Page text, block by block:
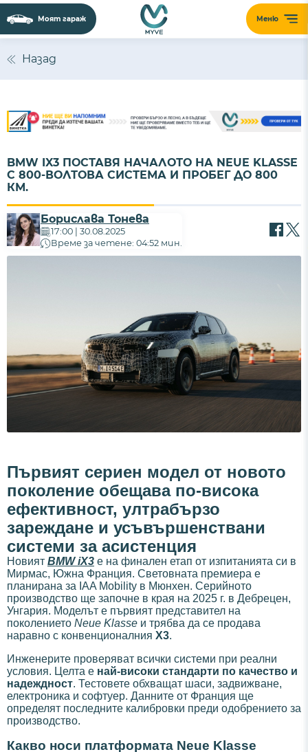
Сайтът използва 'бисквитки' (cookies) с
цел безпроблемно функциониране,
сайта, Вие приемате нашитеПолитика за
ПРИЕМАМ
Меню
Моят гараж
Назад
BMW IX3 ПОСТАВЯ НАЧАЛОТО НА NEUE KLASSE
С 800-ВОЛТОВА СИСТЕМА И ПРОБЕГ ДО 800
КМ.
Борислава Тонева
17:00 | 30.08.2025
Време за четене: 04:52 мин.
Първият сериен модел от новото
поколение обещава по-висока
ефективност, ултрабързо
зареждане и усъвършенствани
системи за асистенция
Новият BMW iX3 е на финален етап от изпитанията си в
Мирмас, Южна Франция. Световната премиера е
планирана за IAA Mobility в Мюнхен. Серийното
производство ще започне в края на 2025 г. в Дебрецен,
Унгария. Моделът е първият представител на
поколението Neue Klasse и трябва да се продава
наравно с конвенционалния X3.
Инженерите проверяват всички системи при реални
условия. Целта е най-високи стандарти по качество и
надеждност. Тестовете обхващат шаси, задвижване,
електроника и софтуер. Данните от Франция ще
определят последните калибровки преди одобрението за
производство.
Какво носи платформата Neue Klasse